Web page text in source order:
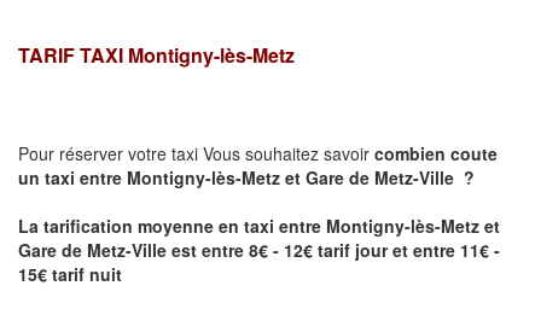
TARIF TAXI Montigny-lès-Metz
Pour réserver votre taxi Vous souhaitez savoir combien coute
un taxi entre Montigny-lès-Metz et Gare de Metz-Ville ?
La tarification moyenne en taxi entre Montigny-lès-Metz et
Gare de Metz-Ville est entre 8€ - 12€ tarif jour et entre 11€ -
15€ tarif nuit